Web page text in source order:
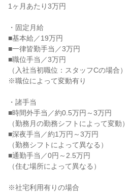
1ヶ月あたり3万円
・固定月給
■基本給／19万円
■一律皆勤手当／3万円
■職位手当／3万円
（入社当初職位：スタッフCの場合）
※職位によって変動有り
・諸手当
■時間外手当／約0.5万円～3万円
（勤務月の勤務シフトによって変動）
■深夜手当／約1万円～3万円
（勤務シフトによって異なる）
■通勤手当／0円～2.5万円
（住む場所によって異なる）
※社宅利用有りの場合